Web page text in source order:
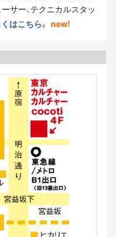
サー、テクニカルスタッ
はこちら。 new!